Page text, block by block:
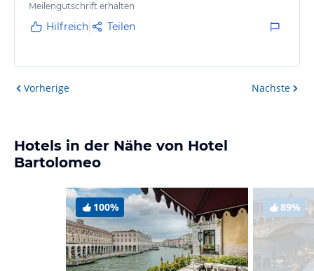
Meilengutschrift erhalten
Hilfreich Teilen
Vorherige Nächste
Hotels in der Nähe von Hotel
Bartolomeo
100% 89%